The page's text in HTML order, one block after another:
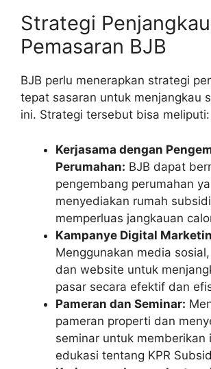
Strategi
Pemasaran BJB
BJB perlu menerapkan strategi
tepat sasaran untuk menjangkau
ini. Strategi tersebut bisa meliputi:
Kerjasama dengan
Perumahan: BJB dapat
pengembang perumahan
menyediakan rumah
memperluas jangkauan
Kampanye Digital
Menggunakan media
dan website untuk
pasar secara efektif dan
Pameran dan Seminar:
pameran properti dan
seminar untuk memberikan
edukasi tentang KPR